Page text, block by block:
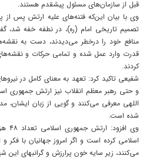
قبل از سازمان‌های مسئول پیشقدم هستند.
وی با بیان این‌که فتنه‌های علیه ارتش پس از
تصمیم تاریخی امام (ره)، در نطفه خفه شد،
منافع خود را درخطر می‌دیدند، دست به
قدرت وارد عمل شده و تمامی حرکات و
کردند.
شفیعی تاکید کرد: تعهد به معنای کامل در
و حتی رهبر معظم انقلاب نیز ارتش جمهوری
اللهی معرفی می‌کنند و گویی از زبان ایشان،
شده است.
وی
اسلامی کرده است و اگر امروز جهانیان با فکر
می‌کنند، زیر سایه خون پرارزش و گرانبهای این